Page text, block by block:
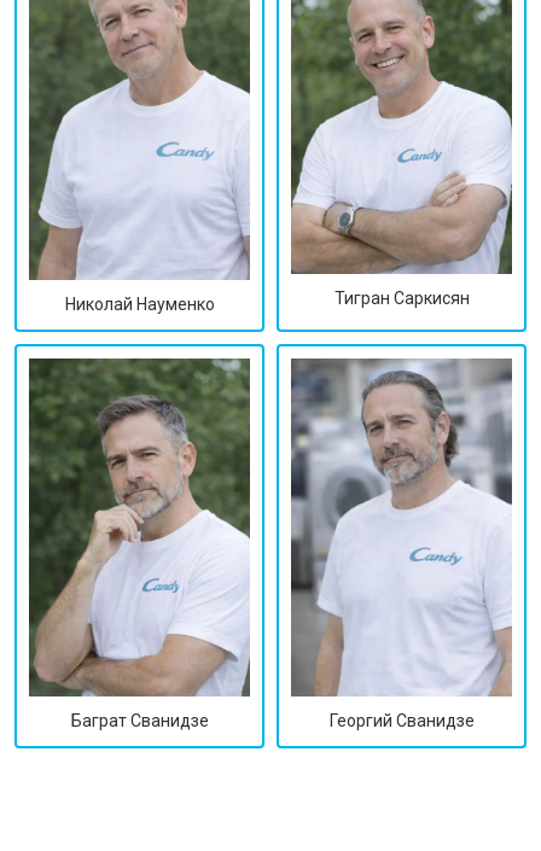
Николай Науменко Тигран Саркисян
Баграт Сванидзе Георгий Сванидзе